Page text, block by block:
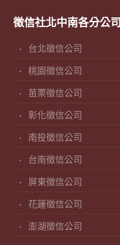
徵信社北中南各分公司
台北徵信公司
桃園徵信公司
苗栗徵信公司
彰化徵信公司
南投徵信公司
台南徵信公司
屏東徵信公司
花蓮徵信公司
澎湖徵信公司